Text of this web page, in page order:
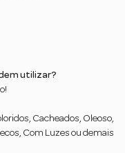
utilizar?
Cacheados, Oleoso,
Com Luzes ou demais